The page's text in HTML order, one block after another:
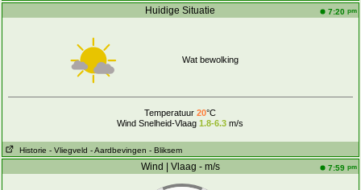
Huidige Situatie 7:20 pm
Wat bewolking
Temperatuur20°C
Wind Snelheid-Vlaag 1.8-6.3 m/s
Historie - Vliegveld - Aardbevingen - Bliksem
Wind | Vlaag - m/s 7:59 pm